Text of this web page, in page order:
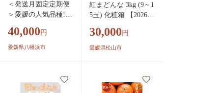
フルーツ定期便
＜発送月固定定期便
＞愛媛の人気品種!か
2月全4回＜H25-154
＞【4012888】 YWT
40,000 円
愛媛県八幡浜市
紅まどんな 3kg (9～1
5玉) 化粧箱 【2026年
次発送】 | まどんな
べにまどんな 紅マド
フルーツ 高級 贈答
ギフト 贈り物 柑橘
30,000 円
愛媛県松山市